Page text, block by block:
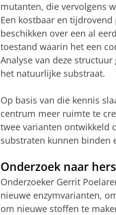
mutanten, die vervolgens
Een kostbaar en
beschikken over een al
toestand waarin het een
Analyse van deze
het natuurlijke substraat.
Op basis van die kennis
centrum meer ruimte te
twee varianten ontwikkeld
substraten kunnen binden
Onderzoek naar
Onderzoeker Gerrit
nieuwe enzymvarianten,
om nieuwe stoffen te